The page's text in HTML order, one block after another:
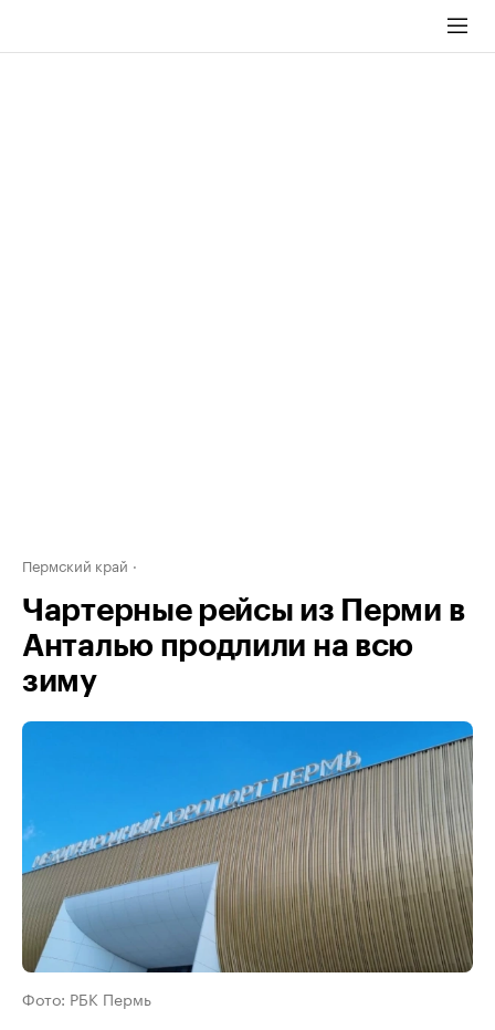
Пермский край
Чартерные рейсы из Перми в
Анталью продлили на всю
зиму
Фото: РБК Пермь